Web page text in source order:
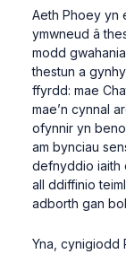
Aeth Phoey yn
ymwneud â
modd
thestun a
ffyrdd: mae
mae’n cynnal
ofynnir yn
am bynciau
defnyddio iaith
all ddiffinio
adborth gan
Yna, cynigiodd